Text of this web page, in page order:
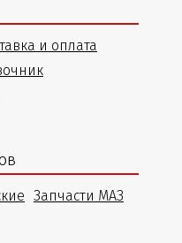
и оплата
Запчасти МАЗ